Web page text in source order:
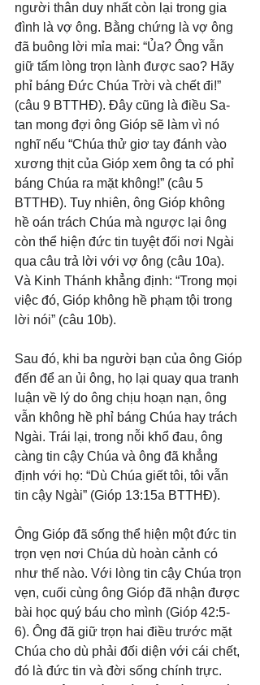
người thân duy nhất còn lại trong gia
đình là vợ ông. Bằng chứng là vợ ông
đã buông lời mỉa mai: “Ủa? Ông vẫn
giữ tấm lòng trọn lành được sao? Hãy
phỉ báng Đức Chúa Trời và chết đi!”
(câu 9 BTTHĐ). Đây cũng là điều Sa-
tan mong đợi ông Gióp sẽ làm vì nó
nghĩ nếu “Chúa thử giơ tay đánh vào
xương thịt của Gióp xem ông ta có phỉ
báng Chúa ra mặt không!” (câu 5
BTTHĐ). Tuy nhiên, ông Gióp không
hề oán trách Chúa mà ngược lại ông
còn thể hiện đức tin tuyệt đối nơi Ngài
qua câu trả lời với vợ ông (câu 10a).
Và Kinh Thánh khẳng định: “Trong mọi
việc đó, Gióp không hề phạm tội trong
lời nói” (câu 10b).
Sau đó, khi ba người bạn của ông Gióp
đến để an ủi ông, họ lại quay qua tranh
luận về lý do ông chịu hoạn nạn, ông
vẫn không hề phỉ báng Chúa hay trách
Ngài. Trái lại, trong nỗi khổ đau, ông
càng tin cậy Chúa và ông đã khẳng
định với họ: “Dù Chúa giết tôi, tôi vẫn
tin cậy Ngài” (Gióp 13:15a BTTHĐ).
Ông Gióp đã sống thể hiện một đức tin
trọn vẹn nơi Chúa dù hoàn cảnh có
như thế nào. Với lòng tin cậy Chúa trọn
vẹn, cuối cùng ông Gióp đã nhận được
bài học quý báu cho mình (Gióp 42:5-
6). Ông đã giữ trọn hai điều trước mặt
Chúa cho dù phải đối diện với cái chết,
đó là đức tin và đời sống chính trực.